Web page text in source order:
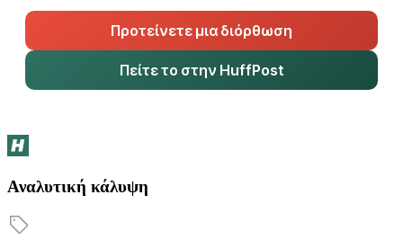
Προτείνετε μια διόρθωση
Πείτε το στην HuffPost
Αναλυτική κάλυψη